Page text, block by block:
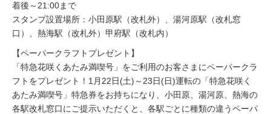
着後～21:00まで
スタンプ設置場所：小田原駅（改札外）、湯河原駅（改札窓
口）、熱海駅（改札外）甲府駅（改札内）
【ペーパークラフトプレゼント】
「特急花咲くあたみ満喫号」をご利用のお客さまにペーパークラ
フトをプレゼント！1月22日(土)～23日(日)運転の「特急花咲く
あたみ満喫号」特急券をお持ちになり、小田原、湯河原、熱海の
各駅改札窓口にご提示いただくと、各駅ごとに種類の違うペーパ